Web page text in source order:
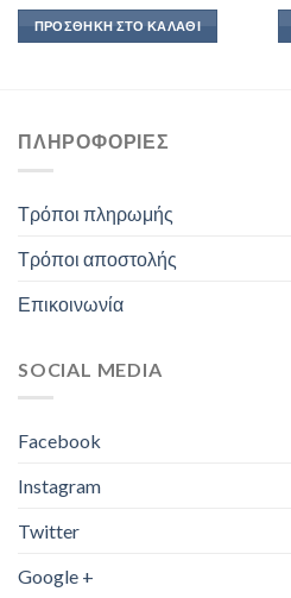
ΠΡΟΣΘΉΚΗ ΣΤΟ ΚΑΛΆΘΙ
ΠΛΗΡΟΦΟΡΊΕΣ
Τρόποι πληρωμής
Τρόποι αποστολής
Επικοινωνία
SOCIAL MEDIA
Facebook
Instagram
Twitter
Google +